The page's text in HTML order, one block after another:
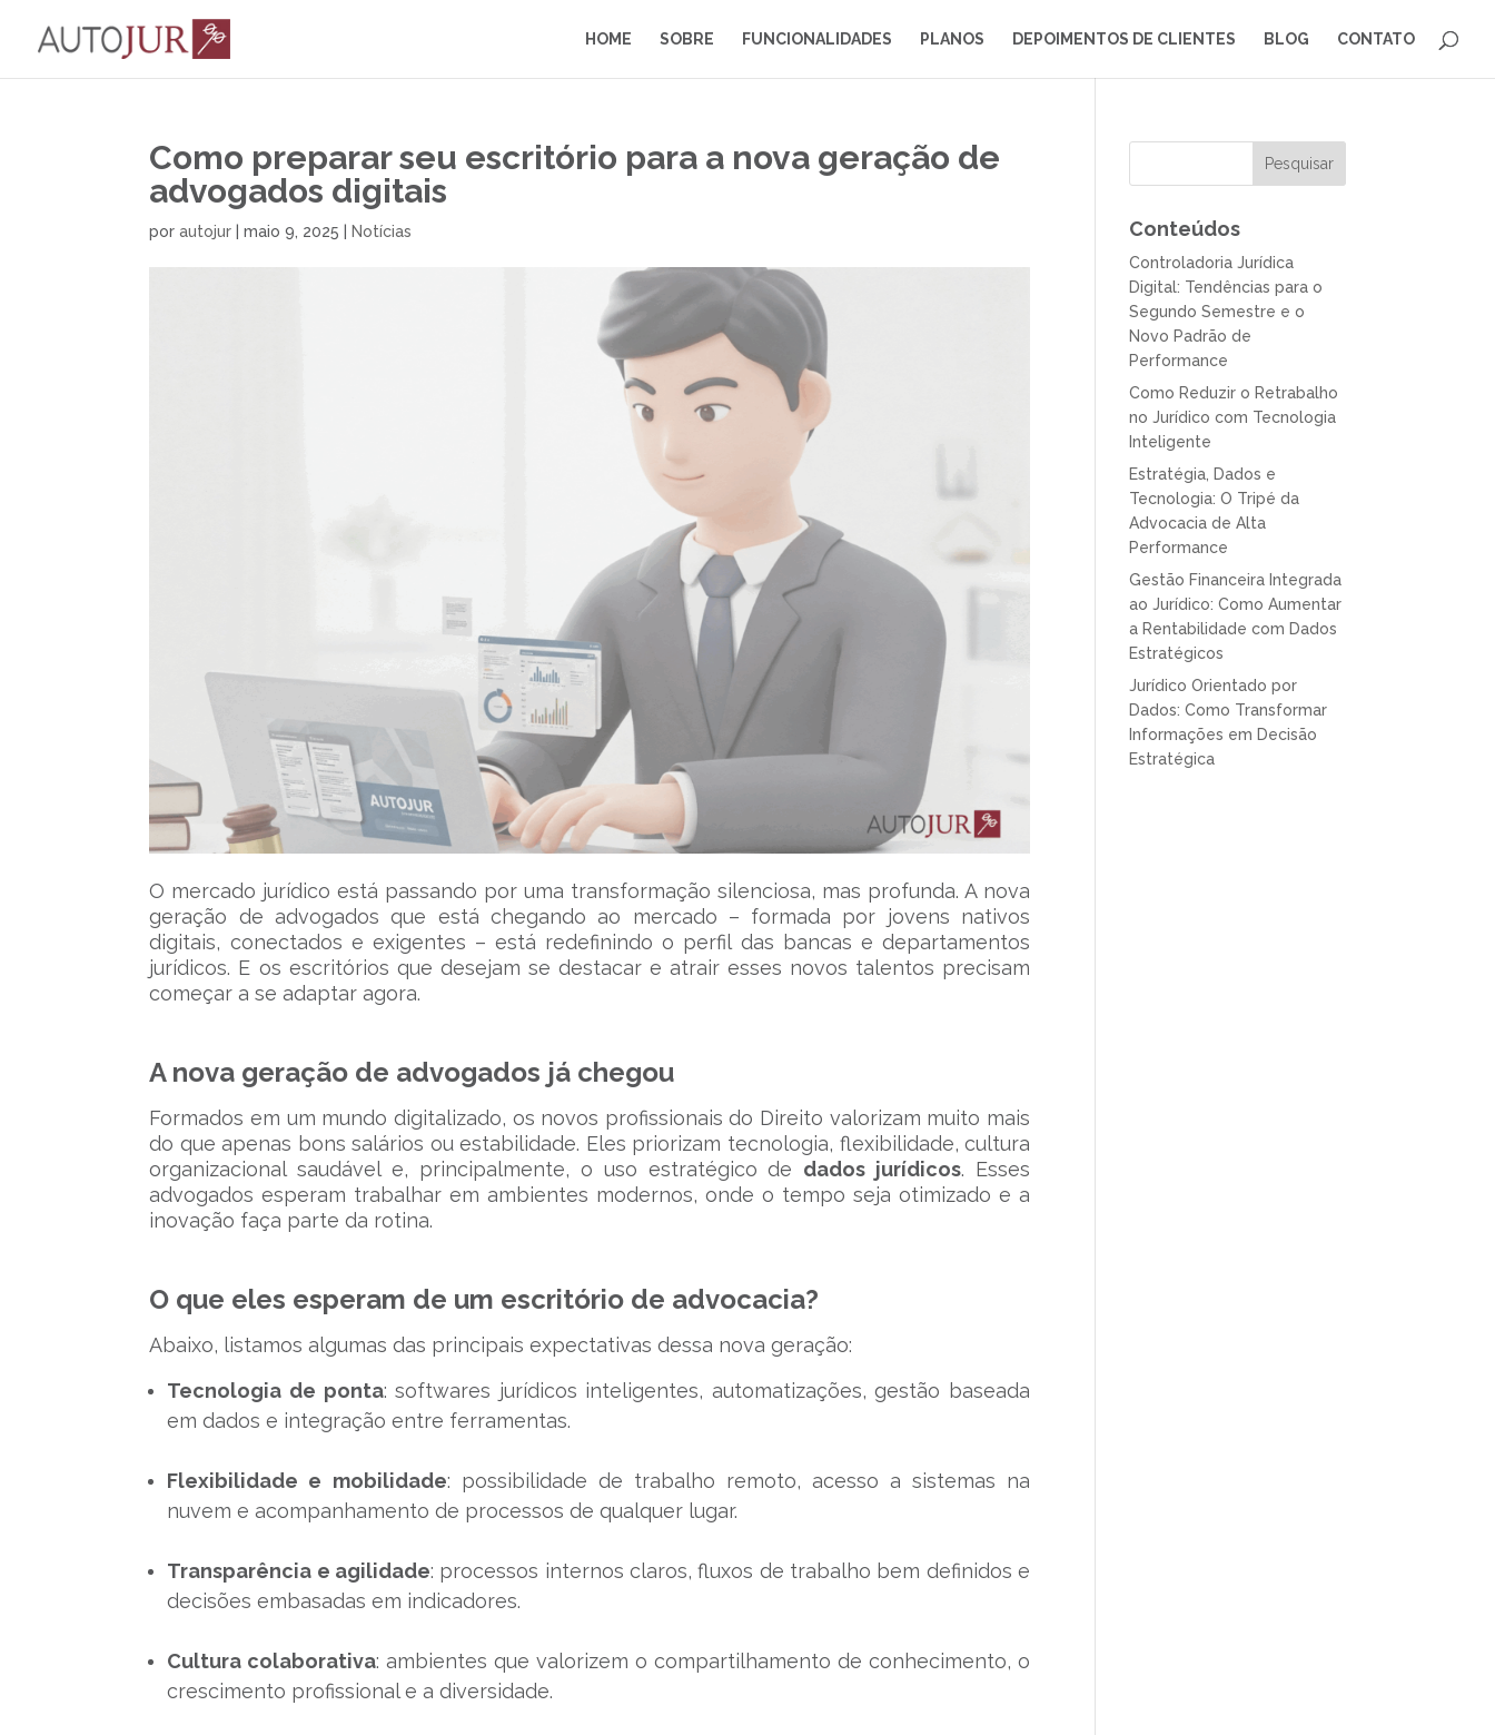
HOME SOBRE FUNCIONALIDADES PLANOS DEPOIMENTOS DE CLIENTES BLOG CONTATO
Como preparar seu escritório para a nova geração de
advogados digitais
porautojur |maio 9, 2025 Notícias
O mercado jurídico está passando por uma transformação silenciosa, mas profunda. A nova
geração de advogados que está chegando ao mercado – formada por jovens nativos
digitais, conectados e exigentes – está redefinindo o perfil das bancas e departamentos
jurídicos. E os escritórios que desejam se destacar e atrair esses novos talentos precisam
começar a se adaptar agora.
A nova geração de advogados já chegou
Formados em um mundo digitalizado, os novos profissionais do Direito valorizam muito mais
do que apenas bons salários ou estabilidade. Eles priorizam tecnologia, flexibilidade, cultura
organizacional saudável e, principalmente, o uso estratégico de dados jurídicos. Esses
advogados esperam trabalhar em ambientes modernos, onde o tempo seja otimizado e a
inovação faça parte da rotina.
O que eles esperam de um escritório de advocacia?
Abaixo, listamos algumas das principais expectativas dessa nova geração:
Tecnologia de ponta: softwares jurídicos inteligentes, automatizações, gestão baseada
em dados e integração entre ferramentas.
Flexibilidade e mobilidade: possibilidade de trabalho remoto, acesso a sistemas na
nuvem e acompanhamento de processos de qualquer lugar.
Transparência e agilidade: processos internos claros, fluxos de trabalho bem definidos e
decisões embasadas em indicadores.
Cultura colaborativa: ambientes que valorizem o compartilhamento de conhecimento, o
crescimento profissional e a diversidade.
Conteúdos
Controladoria Jurídica
Digital: Tendências para o
Segundo Semestre e o
Novo Padrão de
Performance
Como Reduzir o Retrabalho
no Jurídico com Tecnologia
Inteligente
Estratégia, Dados e
Tecnologia: O Tripé da
Advocacia de Alta
Performance
Gestão Financeira Integrada
ao Jurídico: Como Aumentar
a Rentabilidade com Dados
Estratégicos
Jurídico Orientado por
Dados: Como Transformar
Informações em Decisão
Estratégica